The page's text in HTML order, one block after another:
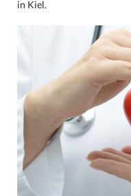
in Kiel.